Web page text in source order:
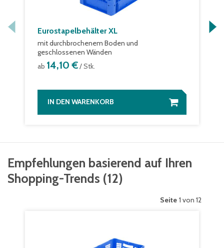
Eurostapelbehälter XL
mit durchbrochenem Boden und
geschlossenen Wänden
ab 14,10 €/ Stk.
IN DEN WARENKORB
Empfehlungen basierend auf Ihren
Shopping-Trends (12)
Seite 1 von 12